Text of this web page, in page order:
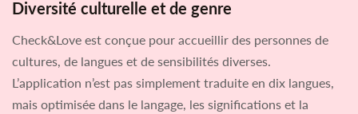
Diversité culturelle et de genre
Check&Love est conçue pour accueillir des personnes de
cultures, de langues et de sensibilités diverses.
L’application n’est pas simplement traduite en dix langues,
mais optimisée dans le langage, les significations et la